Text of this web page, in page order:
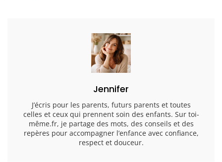
Jennifer
J’écris pour les parents, futurs parents et toutes
celles et ceux qui prennent soin des enfants. Sur toi-
même.fr, je partage des mots, des conseils et des
repères pour accompagner l’enfance avec confiance,
respect et douceur.